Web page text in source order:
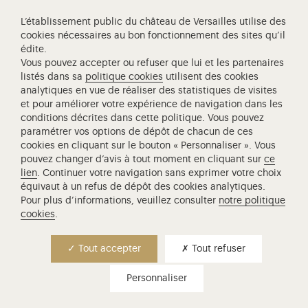
Visite famille - à partir de 5 ans
visite famille - petites
histoires estivales
Petites histoires, secrets bien gardés, anecdotes
surprenantes, venez découvrir lors de cette
promenade au hameau de la Reine la vie
quotidienne de la Cour, à l'heure estivale. Une
incursion en famille dans la vie fourmillante du
domaine de…
Lire la suite
L’établissement public du château de Versailles utilise des
cookies nécessaires au bon fonctionnement des sites qu’il
édite.
Vous pouvez accepter ou refuser que lui et les partenaires
listés dans sa politique cookies utilisent des cookies
analytiques en vue de réaliser des statistiques de visites
et pour améliorer votre expérience de navigation dans les
conditions décrites dans cette politique. Vous pouvez
paramétrer vos options de dépôt de chacun de ces
cookies en cliquant sur le bouton « Personnaliser ». Vous
pouvez changer d’avis à tout moment en cliquant surce
lien. Continuer votre navigation sans exprimer votre choix
équivaut à un refus de dépôt des cookies analytiques.
Pour plus d’informations, veuillez consulter notre politique
cookies.
Tout accepter Tout refuser
Personnaliser